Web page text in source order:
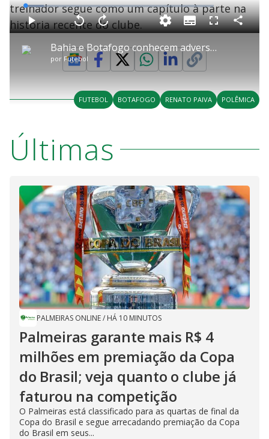
treinador segue como um capítulo à parte na
história recente do clube.
P
l
a
y
V
i
d
e
o
Bahia e Botafogo conhecem adversários na Pré-Libertadores 2026
por Futebol
P V
t
a
r
1
0
g
u
n
d
A
a
n
ç
a
1
e
g
u
n
L
o
a
d
e
S
u
b
i
t
l
e
s
F
l
C
o
a
FUTEBOL BOTAFOGO RENATO PAIVA POLÊMICA
Últimas
PALMEIRAS ONLINE/ HÁ 10 MINUTOS
Palmeiras garante mais R$ 4
milhões em premiação da Copa
do Brasil; veja quanto o clube já
faturou na competição
O Palmeiras está classificado para as quartas de final da
Copa do Brasil e segue arrecadando premiação da Copa
do Brasil em seus...